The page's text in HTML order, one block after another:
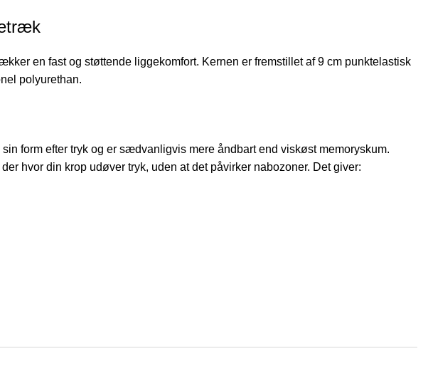
en fast og støttende liggekomfort. Kernen er fremstillet af 9 cm punktelastisk
polyurethan.
form efter tryk og er sædvanligvis mere åndbart end viskøst memoryskum.
hvor din krop udøver tryk, uden at det påvirker nabozoner. Det giver: